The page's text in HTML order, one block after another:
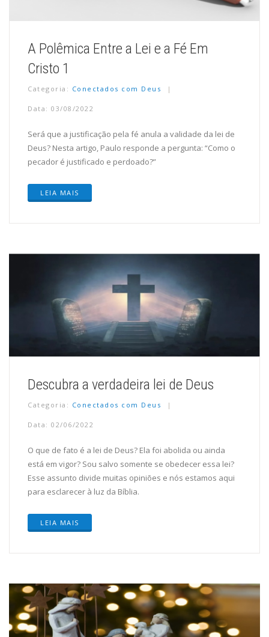
A Polêmica Entre a Lei e a Fé Em
Cristo 1
Categoria: Conectados com Deus
Data: 03/08/2022
Será que a justificação pela fé anula a validade da lei de
Deus? Nesta artigo, Paulo responde a pergunta: “Como o
pecador é justificado e perdoado?”
LEIA MAIS
Descubra a verdadeira lei de Deus
Categoria: Conectados com Deus
Data: 02/06/2022
O que de fato é a lei de Deus? Ela foi abolida ou ainda
está em vigor? Sou salvo somente se obedecer essa lei?
Esse assunto divide muitas opiniões e nós estamos aqui
para esclarecer à luz da Bíblia.
LEIA MAIS